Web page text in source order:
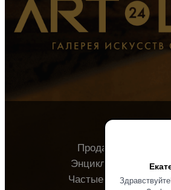
Продавцу
Энциклопедия
О
Частые вопросы